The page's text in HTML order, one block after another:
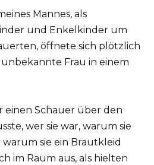
Mannes, als
und Enkelkinder um
öffnete sich plötzlich
Frau in einem
einen Schauer über den
wer sie war, warum sie
sie ein Brautkleid
im Raum aus, als hielten